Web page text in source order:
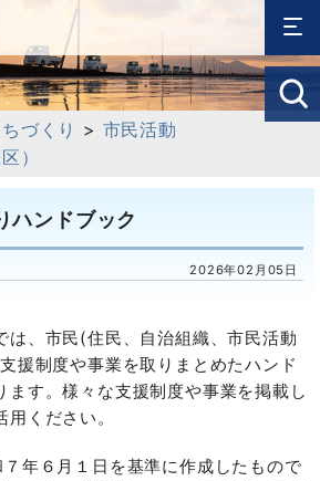
づくり > 市民活動
）
ハンドブック
2026年02月05日
、市民(住民、自治組織、市民活動
援制度や事業を取りまとめたハンド
ます。様々な支援制度や事業を掲載し
ください。
年６月１日を基準に作成したもので